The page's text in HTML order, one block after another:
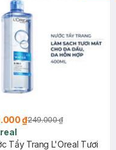
₫249.000 ₫
Tẩy Trang L'Oreal Tươi